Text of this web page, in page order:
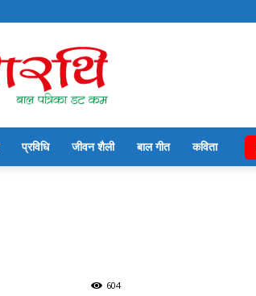
प्रविधि जीवन शैली बाल गीत कविता
604